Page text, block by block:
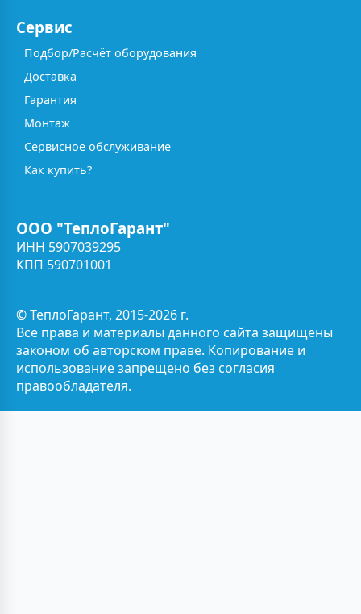
Сервис
Подбор/Расчёт оборудования
Доставка
Гарантия
Монтаж
Сервисное обслуживание
Как купить?
ООО "ТеплоГарант"
ИНН 5907039295
КПП 590701001
© ТеплоГарант, 2015-2026 г.
Все права и материалы данного сайта защищены
законом об авторском праве. Копирование и
использование запрещено без согласия
правообладателя.